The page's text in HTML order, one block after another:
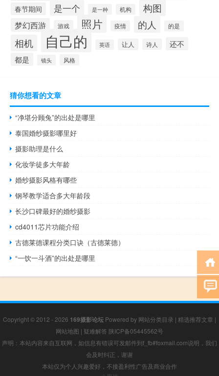
春节期间 是一个 是一种 机构 构图
梦幻西游 游戏 照片 疫情 的人 的是
相机 自己的 英语 让人 诗人
还不
都是
镜头 风格
猜你想看的文章
“净堪分顾兔”的出处是哪里
泰国婚纱摄影哪里好
摄影助理是什么
化妆学徒多大年龄
婚纱摄影风格有哪些
钢琴教学适合多大年龄段
长沙口碑最好的婚纱摄影
cd4011芯片功能介绍
古德莱德课程分类口诀（古德莱德）
“一饮一斗酒”的出处是哪里
Copyright © 2012 - 2026 169摄影论坛 Powered by 网站分类目录 | 精选推荐文章 |
网站地图 | 疑难解答 陕ICP备05445562号
声明：本站内容来自互联网，如信息有错误可发邮件到f_fb#foxmail.com说明，我们
会及时纠正，谢谢
本站仅为个人兴趣爱好，不接盈利性广告及商业合作